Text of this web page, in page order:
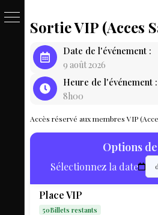
LIVE
MAP
Sortie VIP (Acces
Date de l'événement :
9 août 2026
Heure de l'événement :
8h00
Accès réservé aux membres VIP
Options
Sélectionnez la date
Place VIP
50Billets restants